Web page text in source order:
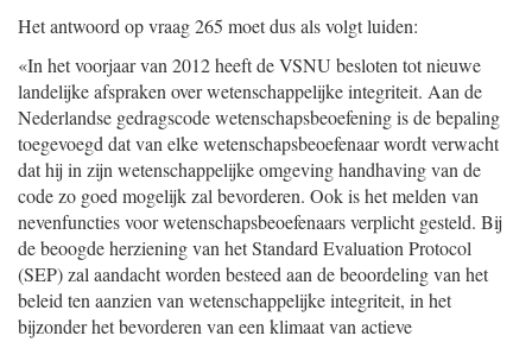
Het antwoord op vraag 265 moet dus als volgt luiden:
«In het voorjaar van 2012 heeft de VSNU besloten tot nieuwe
landelijke afspraken over wetenschappelijke integriteit. Aan de
Nederlandse gedragscode wetenschapsbeoefening is de bepaling
toegevoegd dat van elke wetenschapsbeoefenaar wordt verwacht
dat hij in zijn wetenschappelijke omgeving handhaving van de
code zo goed mogelijk zal bevorderen. Ook is het melden van
nevenfuncties voor wetenschapsbeoefenaars verplicht gesteld. Bij
de beoogde herziening van het Standard Evaluation Protocol
(SEP) zal aandacht worden besteed aan de beoordeling van het
beleid ten aanzien van wetenschappelijke integriteit, in het
bijzonder het bevorderen van een klimaat van actieve